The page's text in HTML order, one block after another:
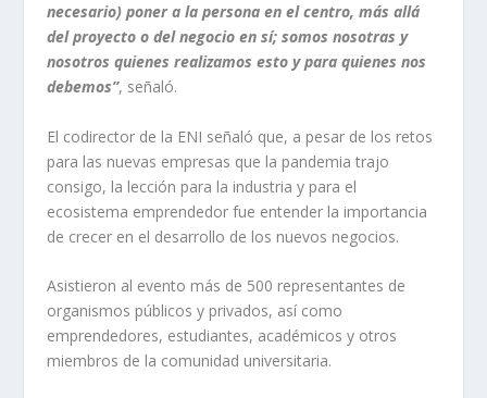
necesario) poner a la persona en el centro, más allá
del proyecto o del negocio en sí; somos nosotras y
nosotros quienes realizamos esto y para quienes nos
debemos”, señaló.
El codirector de la ENI señaló que, a pesar de los retos
para las nuevas empresas que la pandemia trajo
consigo, la lección para la industria y para el
ecosistema emprendedor fue entender la importancia
de crecer en el desarrollo de los nuevos negocios.
Asistieron al evento más de 500 representantes de
organismos públicos y privados, así como
emprendedores, estudiantes, académicos y otros
miembros de la comunidad universitaria.